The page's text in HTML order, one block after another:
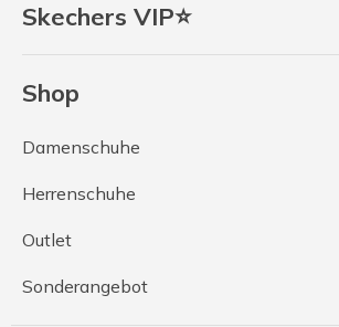
Skechers VIP⭐
Shop
Damenschuhe
Herrenschuhe
Outlet
Sonderangebot